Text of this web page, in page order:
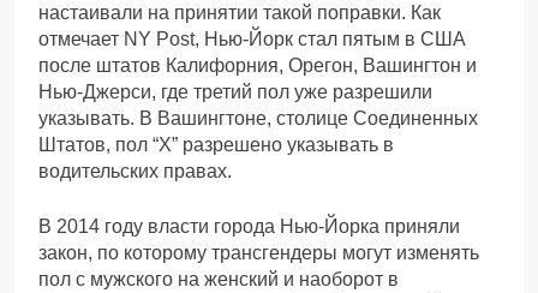
настаивали на принятии такой поправки. Как
отмечает NY Post, Нью-Йорк стал пятым в США
после штатов Калифорния, Орегон, Вашингтон и
Нью-Джерси, где третий пол уже разрешили
указывать. В Вашингтоне, столице Соединенных
Штатов, пол “Х” разрешено указывать в
водительских правах.
В 2014 году власти города Нью-Йорка приняли
закон, по которому трансгендеры могут изменять
пол с мужского на женский и наоборот в